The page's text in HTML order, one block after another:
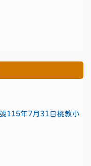
115年7月31日桃教小